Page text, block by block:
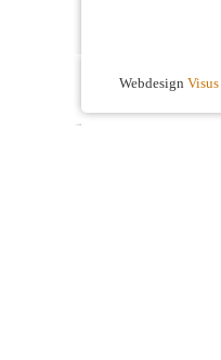
Webdesign Visus